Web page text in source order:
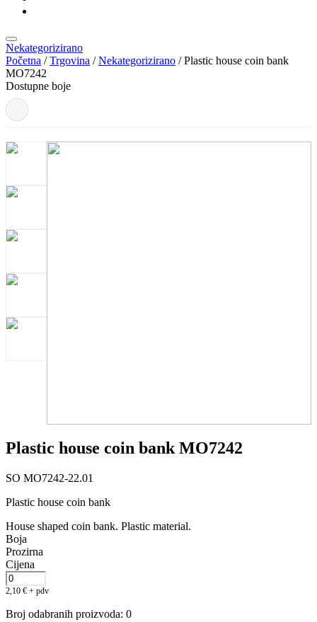
Nekategorizirano
Početna /Trgovina /Nekategorizirano / Plastic house coin bank
MO7242
Dostupne boje
Plastic house coin bank MO7242
SO MO7242-22.01
Plastic house coin bank
House shaped coin bank. Plastic material.
Boja
Prozirna
Cijena
2,10 € + pdv
Broj odabranih proizvoda: 0